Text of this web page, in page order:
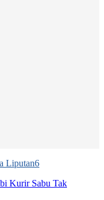
Liputan6
Kurir Sabu Tak